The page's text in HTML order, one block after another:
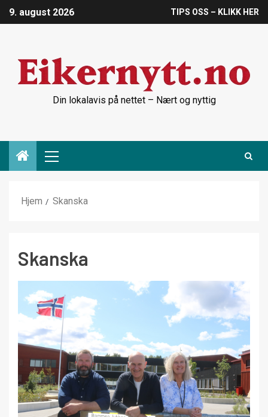
9. august 2026 TIPS OSS – KLIKK HER
Din lokalavis på nettet – Nært og nyttig
Hjem Skanska
Skanska